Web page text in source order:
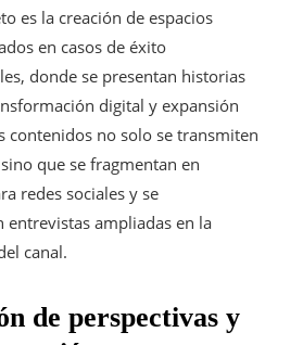
es la creación de espacios
en casos de éxito
donde se presentan historias
digital y expansión
contenidos no solo se transmiten
que se fragmentan en
redes sociales y se
entrevistas ampliadas en la
canal.
de perspectivas y